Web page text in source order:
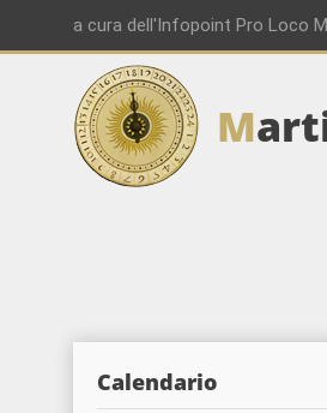
a cura dell'Infopoint Pro Loco
M
Calendario